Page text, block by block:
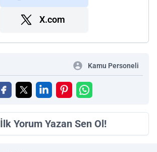
X.com
Kamu Personeli
İlk Yorum Yazan Sen Ol!